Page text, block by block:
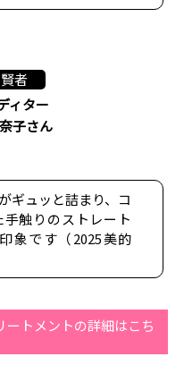
者
ィター
子さん
ギュッと詰まり、コ
触りのストレート
象です（2025美的
ートメントの詳細はこち